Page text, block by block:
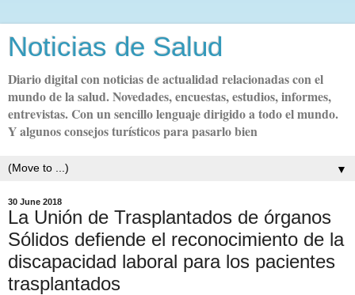
Noticias de Salud
Diario digital con noticias de actualidad relacionadas con el
mundo de la salud. Novedades, encuestas, estudios, informes,
entrevistas. Con un sencillo lenguaje dirigido a todo el mundo.
Y algunos consejos turísticos para pasarlo bien
▼
30 June 2018
La Unión de Trasplantados de órganos
Sólidos defiende el reconocimiento de la
discapacidad laboral para los pacientes
trasplantados